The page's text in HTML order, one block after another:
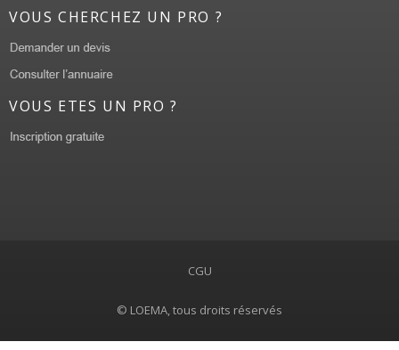
VOUS CHERCHEZ UN PRO ?
VOUS ETES UN PRO ?
CGU
© LOEMA, tous droits réservés